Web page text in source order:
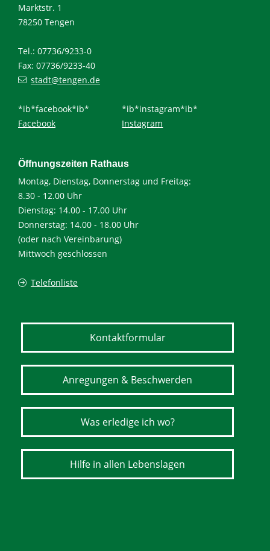
Marktstr. 1
78250 Tengen
Tel.: 07736/9233-0
Fax: 07736/9233-40
stadt@tengen.de
*ib*facebook*ib*
Facebook
*ib*instagram*ib*
Instagram
Öffnungszeiten Rathaus
Montag, Dienstag, Donnerstag und Freitag:
8.30 - 12.00 Uhr
Dienstag: 14.00 - 17.00 Uhr
Donnerstag: 14.00 - 18.00 Uhr
(oder nach Vereinbarung)
Mittwoch geschlossen
Telefonliste
Kontaktformular
Anregungen & Beschwerden
Was erledige ich wo?
Hilfe in allen Lebenslagen